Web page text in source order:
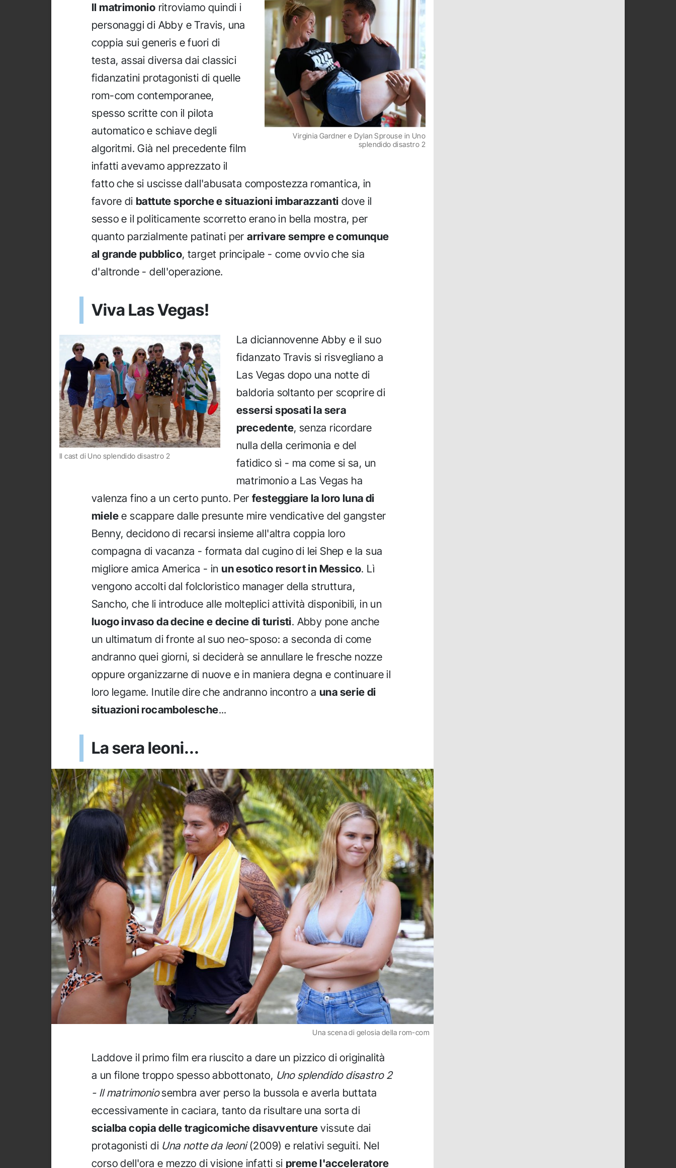
Virginia Gardner e Dylan Sprouse in Uno
splendido disastro 2
Il matrimonio ritroviamo quindi i
personaggi di Abby e Travis, una
coppia sui generis e fuori di
testa, assai diversa dai classici
fidanzatini protagonisti di quelle
rom-com contemporanee,
spesso scritte con il pilota
automatico e schiave degli
algoritmi. Già nel precedente film
infatti avevamo apprezzato il
fatto che si uscisse dall'abusata compostezza romantica, in
favore di battute sporche e situazioni imbarazzanti dove il
sesso e il politicamente scorretto erano in bella mostra, per
quanto parzialmente patinati perarrivare sempre e comunque
al grande pubblico, target principale - come ovvio che sia
d'altronde - dell'operazione.
Viva Las Vegas!
Il cast di Uno splendido disastro 2
La diciannovenne Abby e il suo
fidanzato Travis si risvegliano a
Las Vegas dopo una notte di
baldoria soltanto per scoprire di
essersi sposati la sera
precedente, senza ricordare
nulla della cerimonia e del
fatidico sì - ma come si sa, un
matrimonio a Las Vegas ha
valenza fino a un certo punto. Per festeggiare la loro luna di
miele e scappare dalle presunte mire vendicative del gangster
Benny, decidono di recarsi insieme all'altra coppia loro
compagna di vacanza - formata dal cugino di lei Shep e la sua
migliore amica America - in un esotico resort in Messico. Lì
vengono accolti dal folcloristico manager della struttura,
Sancho, che li introduce alle molteplici attività disponibili, in un
luogo invaso da decine e decine di turisti. Abby pone anche
un ultimatum di fronte al suo neo-sposo: a seconda di come
andranno quei giorni, si deciderà se annullare le fresche nozze
oppure organizzarne di nuove e in maniera degna e continuare il
loro legame. Inutile dire che andranno incontro a una serie di
situazioni rocambolesche...
La sera leoni...
Una scena di gelosia della rom-com
Laddove il primo film era riuscito a dare un pizzico di originalità
a un filone troppo spesso abbottonato, Uno splendido disastro 2
- Il matrimoniosembra aver perso la bussola e averla buttata
eccessivamente in caciara, tanto da risultare una sorta di
scialba copia delle tragicomiche disavventure vissute dai
protagonisti di Una notte da leoni(2009) e relativi seguiti. Nel
corso dell'ora e mezzo di visione infatti si preme l'acceleratore